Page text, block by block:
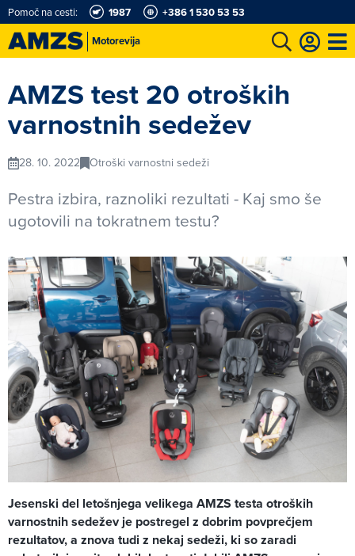
Motorevija
Pomoč na cesti: 1987 +386 1 530 53 53
AMZS test 20 otroških
varnostnih sedežev
28. 10. 2022 Otroški varnostni sedeži
Pestra izbira, raznoliki rezultati - Kaj smo še
ugotovili na tokratnem testu?
Jesenski del letošnjega velikega AMZS testa otroških
varnostnih sedežev je postregel z dobrim povprečjem
rezultatov, a znova tudi z nekaj sedeži, ki so zaradi